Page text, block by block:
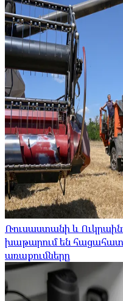
Ռուսաստանի և
խաթարում են
առաքումները